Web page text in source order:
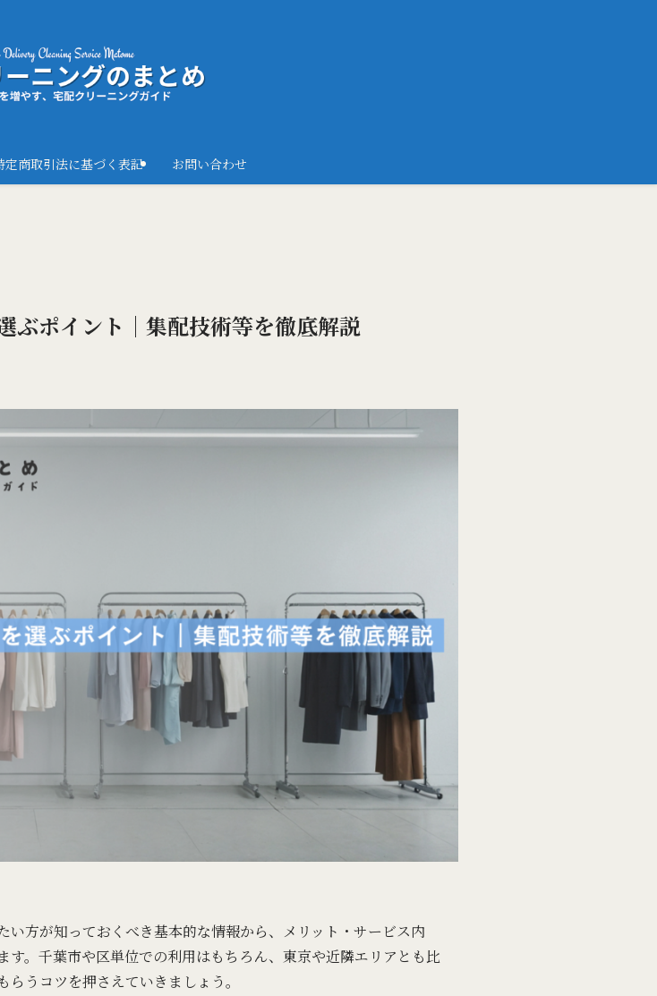
定商取引法に基づく表記 お問い合わせ
ぶポイント｜集配技術等を徹底解説
方が知っておくべき基本的な情報から、メリット・サービス内
。千葉市や区単位での利用はもちろん、東京や近隣エリアとも比
うコツを押さえていきましょう。